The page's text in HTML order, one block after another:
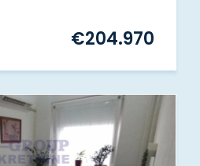
€204.970